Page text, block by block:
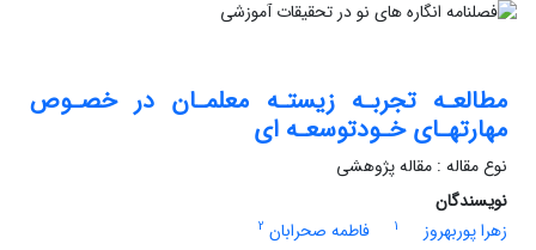
مطالعـه تجربـه زیستـه معلمـان در خصـوص
مهارتهـای خـودتوسعـه ای
نوع مقاله : مقاله پژوهشی
نویسندگان
زهرا پوربهروز
1 فاطمه صحرابان 2